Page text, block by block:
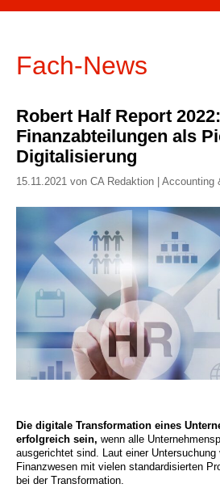
Fach-News
Robert Half Report 2022:
Finanzabteilungen als
Digitalisierung
15.11.2021 von CA Redaktion | Accounting
Die digitale Transformation eines
erfolgreich sein, wenn alle
ausgerichtet sind. Laut einer
Finanzwesen mit vielen standardisierten
bei der Transformation.